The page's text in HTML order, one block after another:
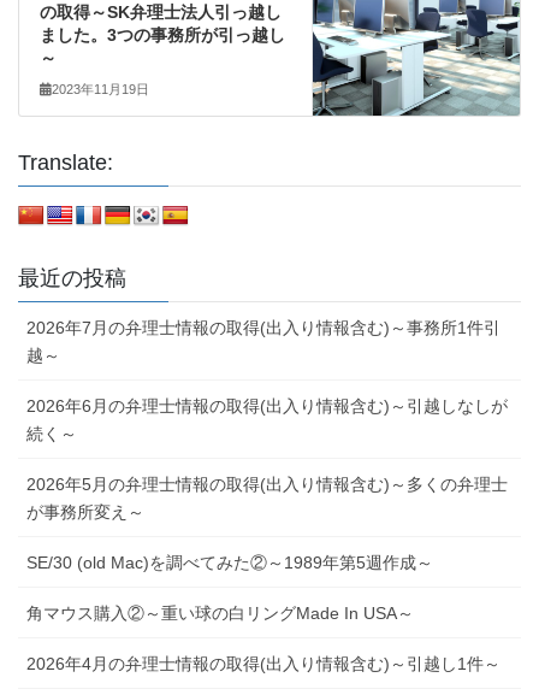
の取得～SK弁理士法人引っ越し
ました。3つの事務所が引っ越し
～
2023年11月19日
Translate:
最近の投稿
2026年7月の弁理士情報の取得(出入り情報含む)～事務所1件引
越～
2026年6月の弁理士情報の取得(出入り情報含む)～引越しなしが
続く～
2026年5月の弁理士情報の取得(出入り情報含む)～多くの弁理士
が事務所変え～
SE/30 (old Mac)を調べてみた②～1989年第5週作成～
角マウス購入②～重い球の白リングMade In USA～
2026年4月の弁理士情報の取得(出入り情報含む)～引越し1件～